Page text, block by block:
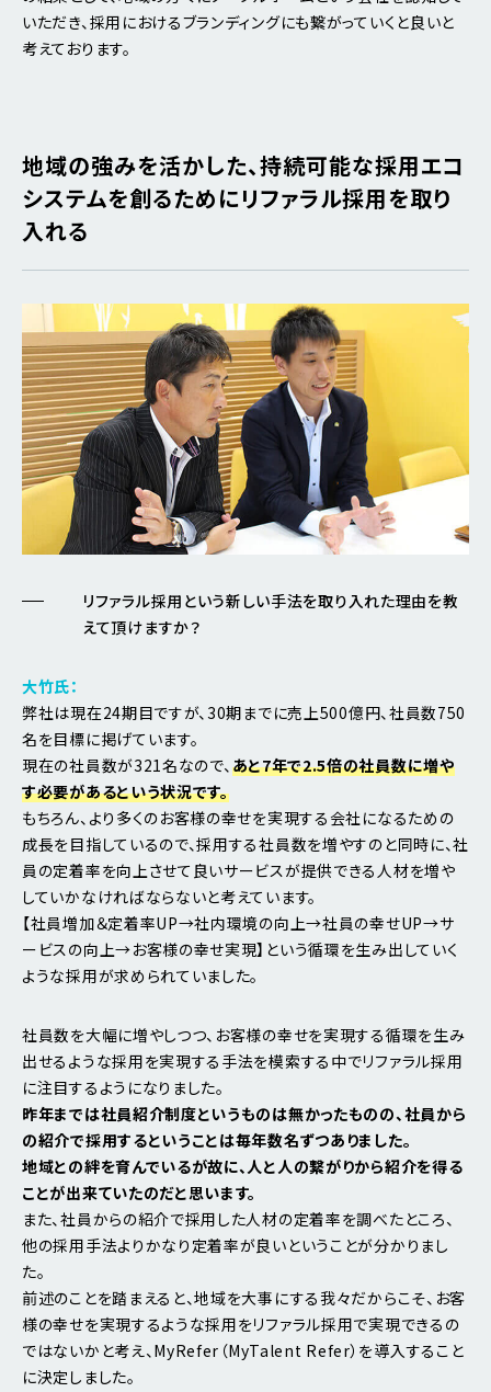
いただき、採用におけるブランディングにも繋がっていくと良いと
考えております。
地域の強みを活かした、持続可能な採用エコ
システムを創るためにリファラル採用を取り
入れる
リファラル採用という新しい手法を取り入れた理由を教
えて頂けますか？
大竹氏：
弊社は現在24期目ですが、30期までに売上500億円、社員数750
名を目標に掲げています。
現在の社員数が321名なので、あと7年で2.5倍の社員数に増や
す必要があるという状況です。
もちろん、より多くのお客様の幸せを実現する会社になるための
成長を目指しているので、採用する社員数を増やすのと同時に、社
員の定着率を向上させて良いサービスが提供できる人材を増や
していかなければならないと考えています。
【社員増加＆定着率UP→社内環境の向上→社員の幸せUP→サ
ービスの向上→お客様の幸せ実現】という循環を生み出していく
ような採用が求められていました。
社員数を大幅に増やしつつ、お客様の幸せを実現する循環を生み
出せるような採用を実現する手法を模索する中でリファラル採用
に注目するようになりました。
昨年までは社員紹介制度というものは無かったものの、社員から
の紹介で採用するということは毎年数名ずつありました。
地域との絆を育んでいるが故に、人と人の繋がりから紹介を得る
ことが出来ていたのだと思います。
また、社員からの紹介で採用した人材の定着率を調べたところ、
他の採用手法よりかなり定着率が良いということが分かりまし
た。
前述のことを踏まえると、地域を大事にする我々だからこそ、お客
様の幸せを実現するような採用をリファラル採用で実現できるの
ではないかと考え、MyRefer（MyTalent Refer）を導入すること
に決定しました。